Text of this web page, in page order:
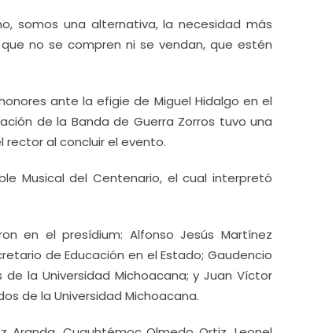
somos una alternativa, la necesidad más
no se compren ni se vendan, que estén
ante la efigie de Miguel Hidalgo en el
de la Banda de Guerra Zorros tuvo una
al concluir el evento.
Musical del Centenario, el cual interpretó
en el presídium: Alfonso Jesús Martínez
de Educación en el Estado; Gaudencio
la Universidad Michoacana; y Juan Víctor
de la Universidad Michoacana.